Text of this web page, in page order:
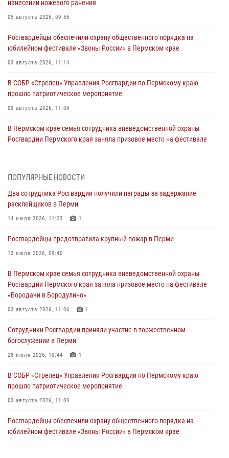
нанесении ножевого ранения
05 августа 2026, 09:56
Росгвардейцы обеспечили охрану общественного порядка на
юбилейном фестивале «Звоны России» в Пермском крае
03 августа 2026, 11:14
В СОБР «Стрелец» Управления Росгвардии по Пермскому краю
прошло патриотическое мероприятие
03 августа 2026, 11:09
В Пермском крае семья сотрудника вневедомственной охраны
Росгвардии Пермского края заняла призовое место на фестивале
юных спортсменов
03 августа 2026, 10:59
30 июля 2026, 05:19
богослужении в Перми
28 июля 2026, 10:44
Росгвардейцы оказали силовую поддержку при задержании
28 июля 2026, 06:15
ПОПУЛЯРНЫЕ НОВОСТИ
Два сотрудника Росгвардии получили награды за задержание
расклейщиков в Перми
14 июля 2026, 11:23 1
Росгвардейцы предотвратила крупный пожар в Перми
13 июля 2026, 09:40
В Пермском крае семья сотрудника вневедомственной охраны
Росгвардии Пермского края заняла призовое место на фестивале
«Бородачи в Бородулино»
03 августа 2026, 11:06 1
Сотрудники Росгвардии приняли участие в торжественном
богослужении в Перми
28 июля 2026, 10:44 1
В СОБР «Стрелец» Управления Росгвардии по Пермскому краю
прошло патриотическое мероприятие
03 августа 2026, 11:09
Росгвардейцы обеспечили охрану общественного порядка на
юбилейном фестивале «Звоны России» в Пермском крае